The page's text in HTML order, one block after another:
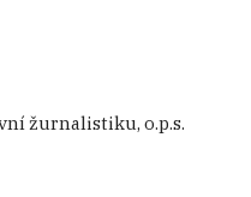
žurnalistiku, o.p.s.